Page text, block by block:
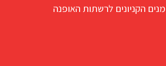
הקניונים לרשתות האופנה